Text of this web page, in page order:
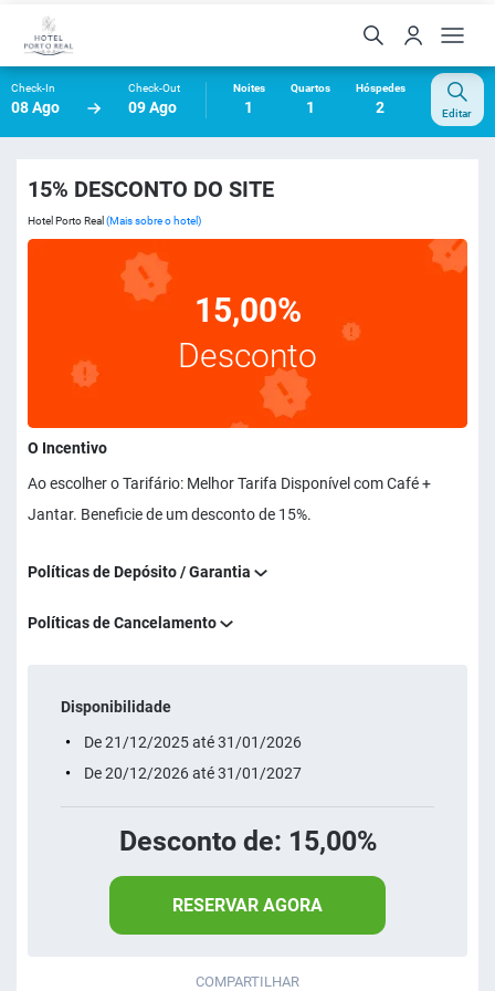
Check-In
08 Ago
Check-Out
09 Ago
Noites
1
Quartos
1
Hóspedes
2 Editar
15% DESCONTO DO SITE
Hotel Porto Real (Mais sobre o hotel)
15,00%
Desconto
O Incentivo
Ao escolher o Tarifário: Melhor Tarifa Disponível com Café +
Jantar. Beneficie de um desconto de 15%.
Políticas de Depósito / Garantia
Políticas de Cancelamento
Disponibilidade
De 21/12/2025 até 31/01/2026
De 20/12/2026 até 31/01/2027
Desconto de: 15,00%
RESERVAR AGORA
COMPARTILHAR